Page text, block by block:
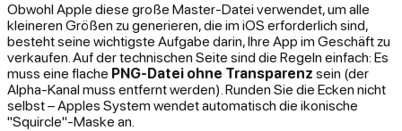
Obwohl Apple diese große Master-Datei verwendet, um alle
kleineren Größen zu generieren, die im iOS erforderlich sind,
besteht seine wichtigste Aufgabe darin, Ihre App im Geschäft zu
verkaufen. Auf der technischen Seite sind die Regeln einfach: Es
muss eine flache PNG-Datei ohne Transparenz sein (der
Alpha-Kanal muss entfernt werden). Runden Sie die Ecken nicht
selbst – Apples System wendet automatisch die ikonische
"Squircle"-Maske an.